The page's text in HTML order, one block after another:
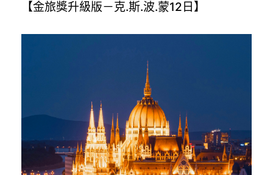
【金旅獎升級版－克.斯.波.蒙12日】